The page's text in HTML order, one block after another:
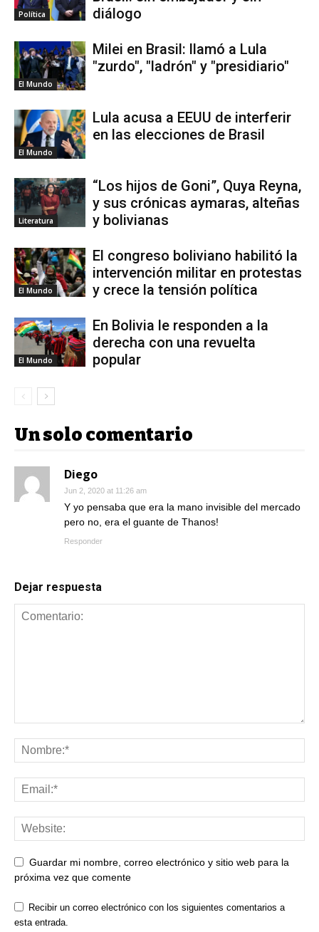
Política
diálogo
El Mundo
Milei en Brasil: llamó a Lula
"zurdo", "ladrón" y "presidiario"
El Mundo
Lula acusa a EEUU de interferir
en las elecciones de Brasil
Literatura
“Los hijos de Goni”, Quya Reyna,
y sus crónicas aymaras, alteñas
y bolivianas
El Mundo
El congreso boliviano habilitó la
intervención militar en protestas
y crece la tensión política
El Mundo
En Bolivia le responden a la
derecha con una revuelta
popular
Un solo comentario
Diego
Jun 2, 2020 at 11:26 am
Y yo pensaba que era la mano invisible del mercado
pero no, era el guante de Thanos!
Responder
Dejar respuesta
Guardar mi nombre, correo electrónico y sitio web para la
próxima vez que comente
Recibir un correo electrónico con los siguientes comentarios a
esta entrada.